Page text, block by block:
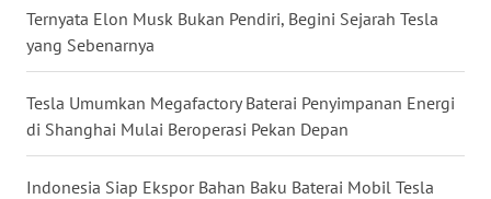
Ternyata Elon Musk Bukan Pendiri, Begini Sejarah Tesla
yang Sebenarnya
Tesla Umumkan Megafactory Baterai Penyimpanan Energi
di Shanghai Mulai Beroperasi Pekan Depan
Indonesia Siap Ekspor Bahan Baku Baterai Mobil Tesla
JATENG
NUSANTARA
WN
JOGJA